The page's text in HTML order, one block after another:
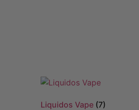
Liquidos Vape (7)